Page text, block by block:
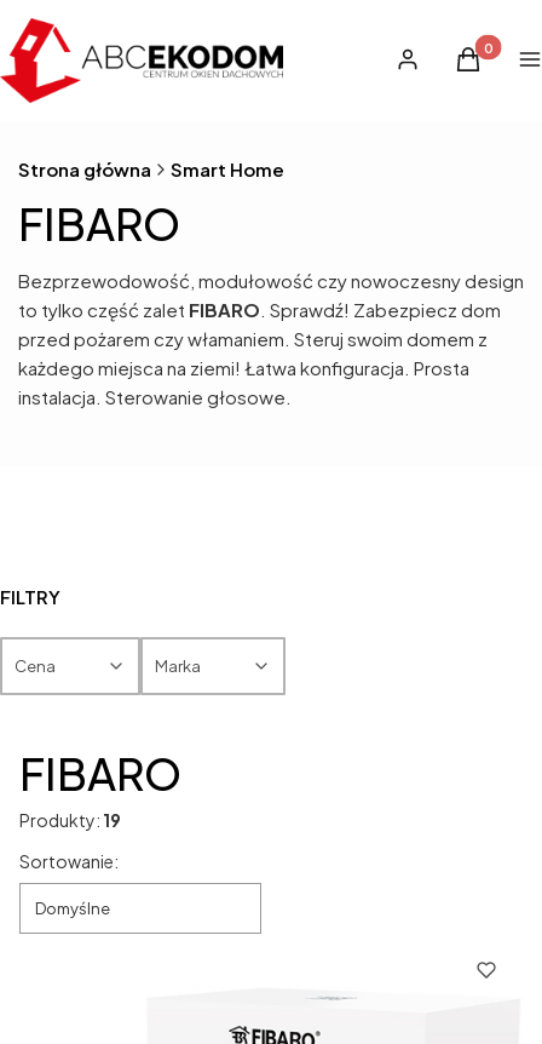
Zaloguj sięProdukty
Koszyk
Strona główna Smart Home
FIBARO
Bezprzewodowość, modułowość czy nowoczesny design
to tylko część zalet FIBARO . Sprawdź! Zabezpiecz dom
przed pożarem czy włamaniem. Steruj swoim domem z
każdego miejsca na ziemi! Łatwa konfiguracja. Prosta
instalacja. Sterowanie głosowe.
FILTRY
Cena Marka
FIBARO
Produkty: 19
Lista produktów
Sortowanie:
Domyślne